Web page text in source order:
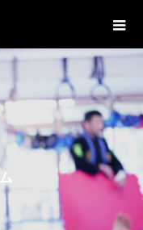
ム